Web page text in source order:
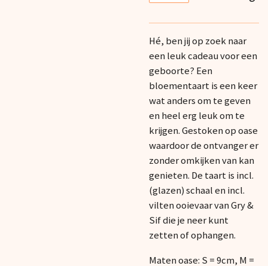
Hé, ben jij op zoek naar
een leuk cadeau voor een
geboorte? Een
bloementaart is een keer
wat anders om te geven
en heel erg leuk om te
krijgen. Gestoken op oase
waardoor de ontvanger er
zonder omkijken van kan
genieten. De taart is incl.
(glazen) schaal en incl.
vilten ooievaar van Gry &
Sif die je neer kunt
zetten of ophangen.
Maten oase: S = 9cm, M =